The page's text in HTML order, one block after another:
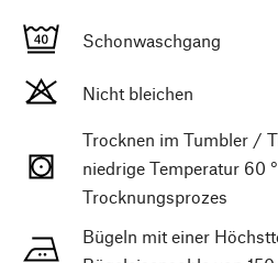
Schonwaschgang
Nicht bleichen
Trocknen im Tumbler /
niedrige Temperatur 60
Trocknungsprozes
Bügeln mit einer